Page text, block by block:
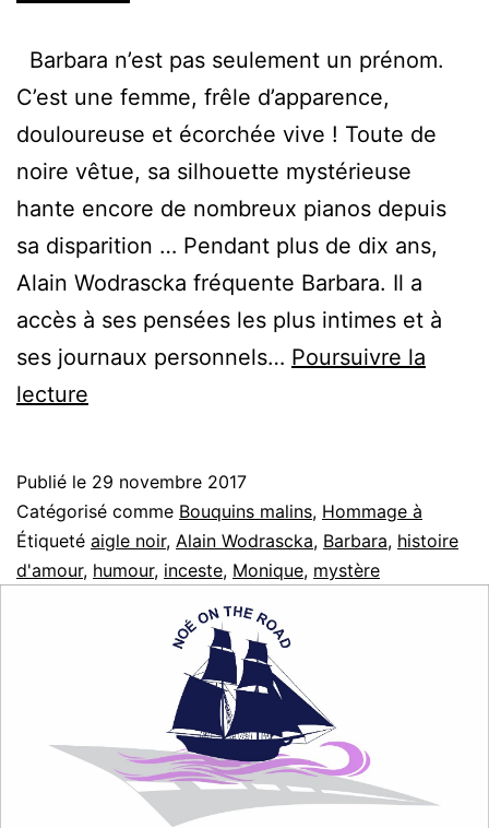
Barbara n’est pas seulement un prénom.
C’est une femme, frêle d’apparence,
douloureuse et écorchée vive ! Toute de
noire vêtue, sa silhouette mystérieuse
hante encore de nombreux pianos depuis
sa disparition … Pendant plus de dix ans,
Alain Wodrascka fréquente Barbara. Il a
accès à ses pensées les plus intimes et à
ses journaux personnels… Poursuivre la
lecture
Publié le 29 novembre 2017
Catégorisé comme Bouquins malins, Hommage à
Étiqueté aigle noir, Alain Wodrascka, Barbara, histoire
d'amour, humour, inceste, Monique, mystère